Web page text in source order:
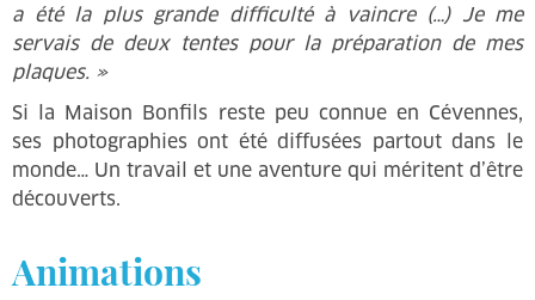
a été la plus grande difficulté à vaincre (…) Je me
servais de deux tentes pour la préparation de mes
plaques. »
Si la Maison Bonfils reste peu connue en Cévennes,
ses photographies ont été diffusées partout dans le
monde… Un travail et une aventure qui méritent d’être
découverts.
Animations